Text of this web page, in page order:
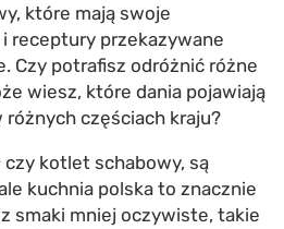
które mają swoje
receptury przekazywane
Czy potrafisz odróżnić różne
wiesz, które dania pojawiają
częściach kraju?
czy kotlet schabowy, są
kuchnia polska to znacznie
smaki mniej oczywiste, takie